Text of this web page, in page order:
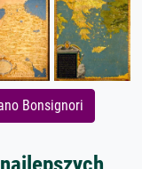
Bonsignori